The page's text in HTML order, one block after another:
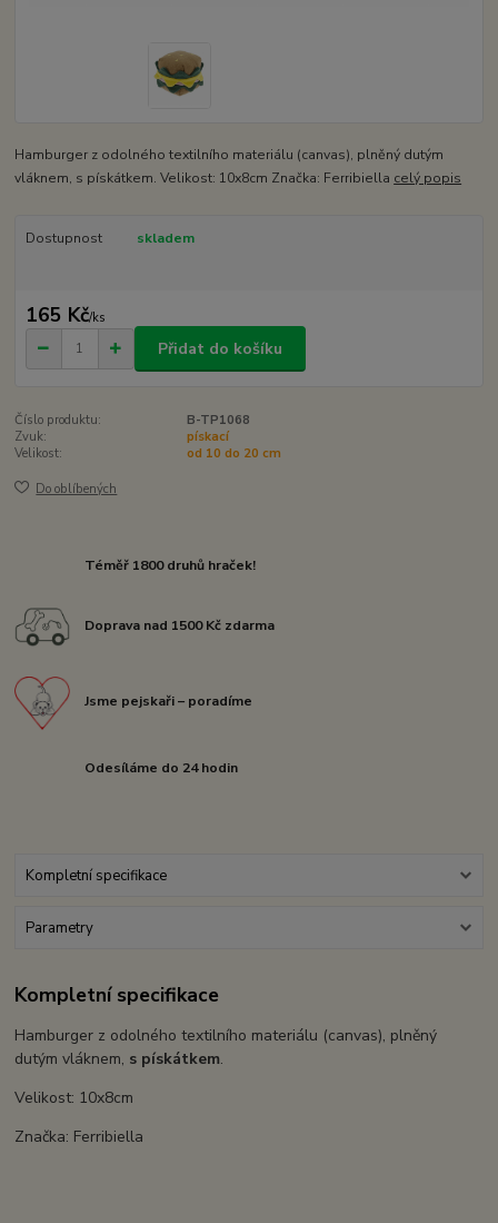
Hamburger z odolného textilního materiálu (canvas), plněný dutým
vláknem, s pískátkem. Velikost: 10x8cm Značka: Ferribiella celý popis
Dostupnost skladem
165 Kč/ks
Přidat do košíku
Číslo produktu:
B-TP1068
Zvuk:
pískací
Velikost:
od 10 do 20 cm
Do oblíbených
Téměř 1800 druhů hraček!
Doprava nad 1500 Kč zdarma
Jsme pejskaři – poradíme
Odesíláme do 24 hodin
Kompletní specifikace
Parametry
Kompletní specifikace
Hamburger z odolného textilního materiálu (canvas), plněný
dutým vláknem, s pískátkem.
Velikost: 10x8cm
Značka: Ferribiella